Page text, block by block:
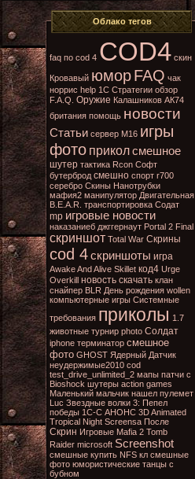
Облако тегов
faq по cod 4 COD4 скин
Кровавый юморFAQ чак
норрис help 1С Стратегии обзор
F.A.Q. Оружие Калашников АК74
британия помощь новости
Статьи сервер М16 игры
фото приколсмешное
шутер тактика Rcon Софт
бутерброд смешно спорт r700
серебро Скины Нанотрубки
мафия2 манипулятор Двигательная
B.E.A.R. транспортировка Содат
mp игровые новости
наказаниеб джггернаут Portal 2 Final
скриншот Total War Скрины
cod 4скриншоты игра
Awake And Alive Skillet код4 Urge
Overkill новость скачать клан
снайпер BLR День рождения wollen
компьютерные игры Системные
требования приколы 1.7
животные турнир photo Солдат
iphone терминатор смешное
фото GHOST Ядерный Датчик
неудержимые2010 cod
test_drive_unlimited_2 мапы патчи c
Bioshock шутеры action games
Маленький мальчик нашел пулемет
Luc Звездные волки 3: Пепел
победы 1С-С АНОНС 3D Animated
Tropical Night Screensa После
Скрин Игровые Mafia 2 Tomb
Raider microsoft Screenshot
смешные купить NFS кл смешные
фото юмористические танцы с
бубном